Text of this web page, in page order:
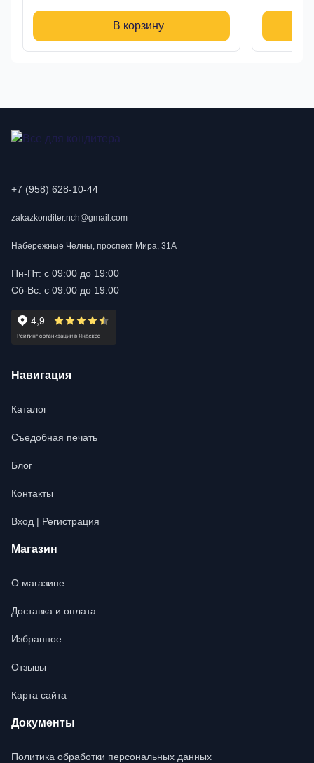
В корзину
+7 (958) 628-10-44
zakazkonditer.nch@gmail.com
Набережные Челны, проспект Мира, 31А
Пн-Пт: с 09:00 до 19:00
Сб-Вс: с 09:00 до 19:00
Навигация
Каталог
Съедобная печать
Блог
Контакты
Вход | Регистрация
Магазин
О магазине
Доставка и оплата
Избранное
Отзывы
Карта сайта
Документы
Политика обработки персональных данных